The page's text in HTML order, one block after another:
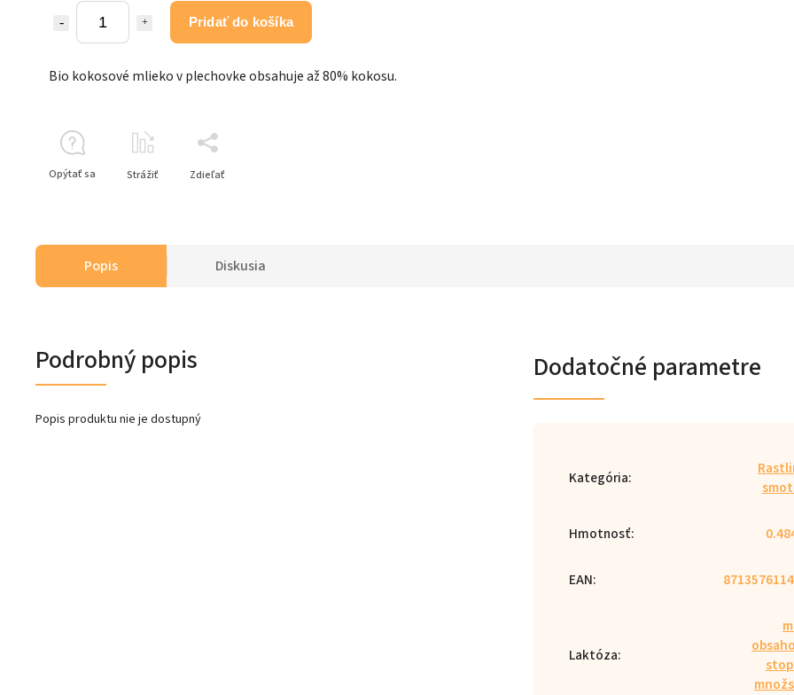
Pridať do košíka
Bio kokosové mlieko v plechovke obsahuje až 80% kokosu.
Opýtať sa Strážiť Zdieľať
Popis Diskusia
Podrobný popis
Popis produktu nie je dostupný
Dodatočné parametre
Kategória:
Hmotnosť:
EAN:
Laktóza: